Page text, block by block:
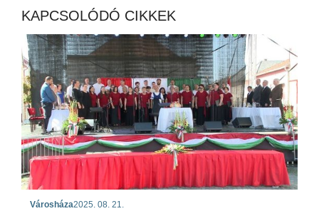
KAPCSOLÓDÓ CIKKEK
Városháza2025. 08. 21.